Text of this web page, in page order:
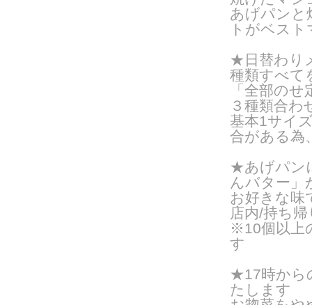
あげパンと
トがベス
★日替わり
種類すべて
「全部の
３種類合わ
基本1サイ
合がある為
★あげパン
んバター」
お好きな味
店内/持ち
※10個以上
す
★17時から
たします